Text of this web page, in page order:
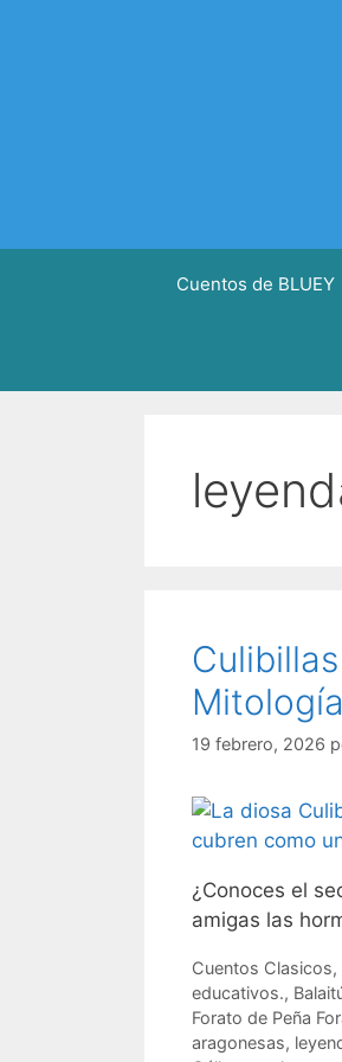
Cuentos de BLUEY
19 febrero, 2026
¿Conoces el
amigas las
Categorías
Cuentos Clasicos,
educativos.,
Forato de Peña
aragonesas,